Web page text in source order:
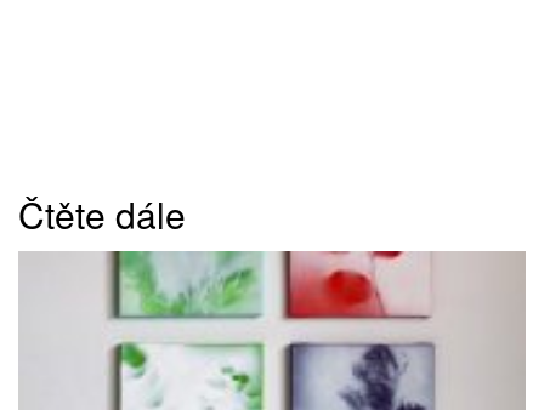
Čtěte dále